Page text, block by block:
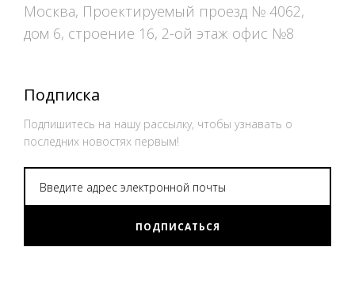
Москва, Проектируемый проезд № 4062,
дом 6, строение 16, 2-ой этаж офис №8
Подписка
Подпишитесь на нашу рассылку, чтобы узнавать о
последних новостях первым!
ПОДПИСАТЬСЯ